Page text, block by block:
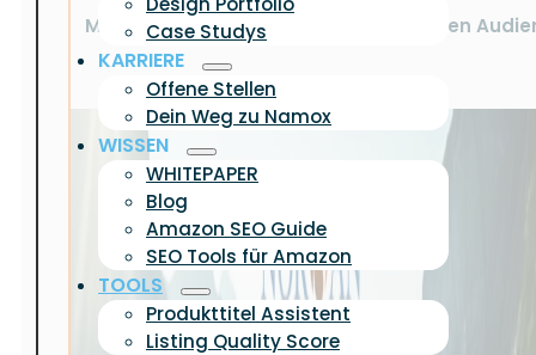
Case Studys
KARRIERE
Offene Stellen
Dein Weg zu Namox
WISSEN
WHITEPAPER
Blog
Amazon SEO Guide
SEO Tools für Amazon
TOOLS
Produkttitel Assistent
Listing Quality Score
Mit gezielten DSP-Kampagnen, präzisen